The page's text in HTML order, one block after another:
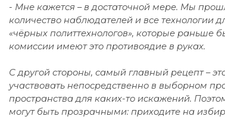
- Мне кажется – в достаточной мере. Мы
количество наблюдателей и все технологии
«чёрных политтехнологов», которые
комиссии имеют это противоядие в руках.
С другой стороны, самый главный рецепт –
участвовать непосредственно в выборном
пространства для каких-то искажений.
могут быть прозрачными: приходите на